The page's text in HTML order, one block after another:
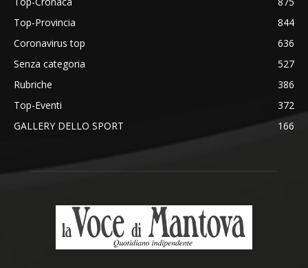
Top-Provincia
844
Coronavirus top
636
Senza categoria
527
Rubriche
386
Top-Eventi
372
GALLERY DELLO SPORT
166